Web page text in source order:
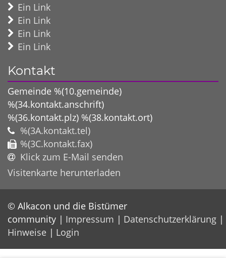
Ein Link
Ein Link
Ein Link
Ein Link
Kontakt
Gemeinde %(10.gemeinde)
%(34.kontakt.anschrift)
%(36.kontakt.plz) %(38.kontakt.ort)
%(3A.kontakt.tel)
%(3C.kontakt.fax)
Klick zum E-Mail senden
Visitenkarte herunterladen
© Alkacon und die Bistümer
community
Impressum
Datenschutzerklärung
Hinweise
Login